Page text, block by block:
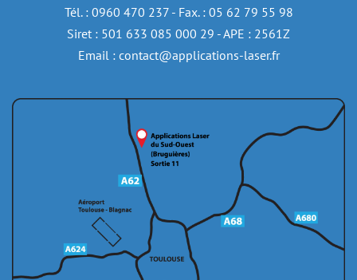
Tél. : 0960 470 237 - Fax. : 05 62 79 55 98
Siret : 501 633 085 000 29 - APE : 2561Z
Email : contact@applications-laser.fr